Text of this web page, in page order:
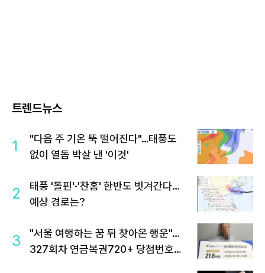
트렌드뉴스
1
"다음 주 기온 뚝 떨어진다"…태풍도
없이 열돔 박살 낸 '이것'
2
태풍 '돌핀'·'찬홈' 한반도 빗겨간다…
예상 경로는?
3
"서울 여행하는 꿈 뒤 찾아온 행운"…
327회차 연금복권720+ 당첨번호조